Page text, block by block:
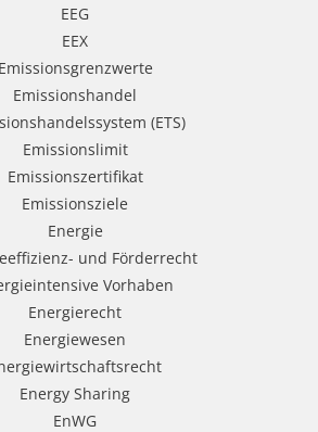
EEG
EEX
Emissionsgrenzwerte
Emissionshandel
(ETS)
Emissionslimit
Emissionszertifikat
Emissionsziele
Energie
und Förderrecht
Vorhaben
Energierecht
Energiewesen
Energy Sharing
EnWG